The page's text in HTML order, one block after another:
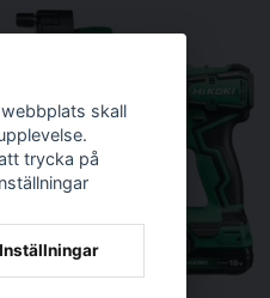
skall
trycka på
Inställningar